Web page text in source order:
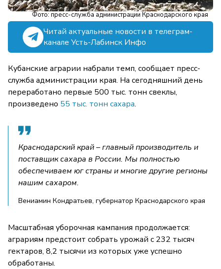
Фото: пресс-служба администрации Краснодарского края
Читай актуальные новости в телеграм-
канале Усть-Лабинск Инфо
Кубанские аграрии набрали темп, сообщает пресс-
служба администрации края. На сегодняшний день
переработано первые 500 тыс. тонн свеклы,
произведено 55 тыс. тонн сахара.
Краснодарский край – главный производитель и
поставщик сахара в России. Мы полностью
обеспечиваем юг страны и многие другие регионы
нашим сахаром.
Вениамин Кондратьев, губернатор Краснодарского края
Масштабная уборочная кампания продолжается:
аграриям предстоит собрать урожай с 232 тысяч
гектаров, 8,2 тысячи из которых уже успешно
обработаны.